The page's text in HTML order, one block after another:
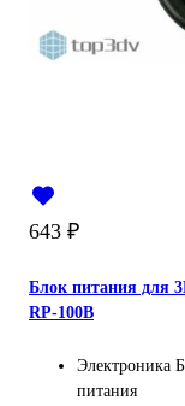
643 ₽
Блок питания для
RP-100B
Электроника
питания